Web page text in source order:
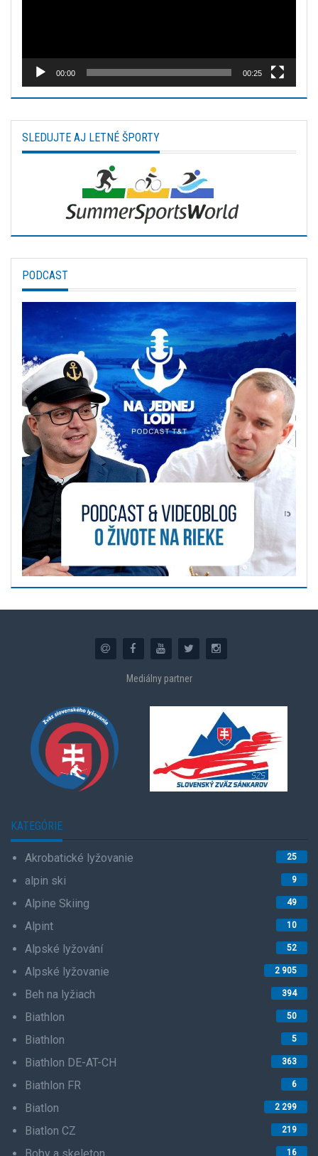
00:00 00:25
SLEDUJTE AJ LETNÉ ŠPORTY
PODCAST
Mediálny partner
KATEGÓRIE
Akrobatické lyžovanie 25
alpin ski 9
Alpine Skiing 49
Alpint 10
Alpské lyžování 52
Alpské lyžovanie 2 905
Beh na lyžiach 394
Biathlon 50
Biathlon 5
Biathlon DE-AT-CH 363
Biathlon FR 6
Biatlon 2 299
Biatlon CZ 219
16